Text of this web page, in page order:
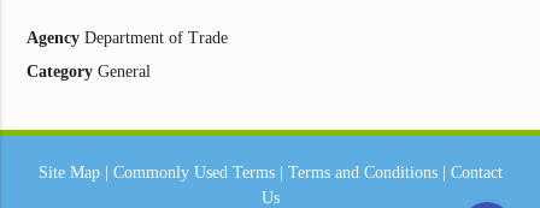
Agency Department of Trade
Category General
Site Map| Commonly Used Terms| Terms and Conditions| Contact
Us